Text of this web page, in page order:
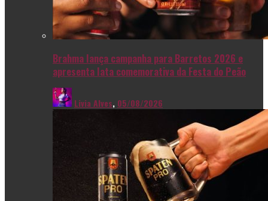
Brahma lança campanha para Barretos 2026 e
apresenta lata comemorativa da Festa do Peão
Livia Alves, 05/08/2026